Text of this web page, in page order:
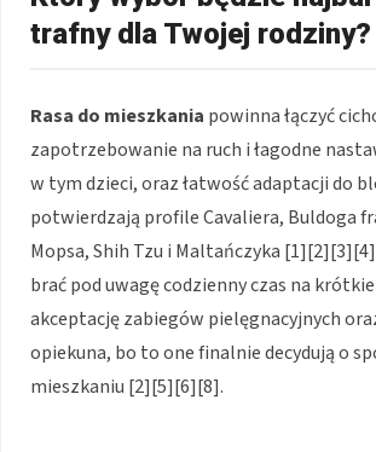
trafny dla Twojej rodziny?
Rasa do mieszkania powinna łączyć
zapotrzebowanie na ruch i łagodne
w tym dzieci, oraz łatwość adaptacji do
potwierdzają profile Cavaliera, Buldoga
Mopsa, Shih Tzu i Maltańczyka
brać pod uwagę codzienny czas na
akceptację zabiegów pielęgnacyjnych
opiekuna, bo to one finalnie decydują o
mieszkaniu [2][5][6][8].